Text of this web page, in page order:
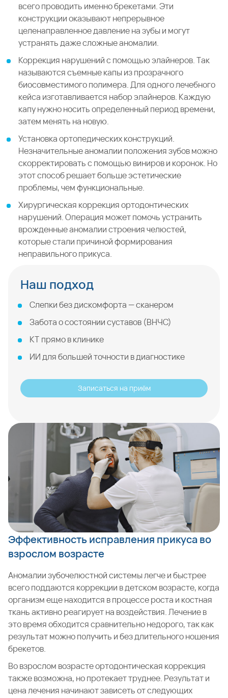
всего проводить именно брекетами. Эти
конструкции оказывают непрерывное
целенаправленное давление на зубы и могут
устранять даже сложные аномалии.
Коррекция нарушений с помощью элайнеров. Так
называются съемные капы из прозрачного
биосовместимого полимера. Для одного лечебного
кейса изготавливается набор элайнеров. Каждую
капу нужно носить определенный период времени,
затем менять на новую.
Установка ортопедических конструкций.
Незначительные аномалии положения зубов можно
скорректировать с помощью виниров и коронок. Но
этот способ решает больше эстетические
проблемы, чем функциональные.
Хирургическая коррекция ортодонтических
нарушений. Операция может помочь устранить
врожденные аномалии строения челюстей,
которые стали причиной формирования
неправильного прикуса.
Наш подход
Слепки без дискомфорта — сканером
Забота о состоянии суставов (ВНЧС)
КТ прямо в клинике
ИИ для большей точности в диагностике
Записаться на приём
Эффективность исправления прикуса во
взрослом возрасте
Аномалии зубочелюстной системы легче и быстрее
всего поддаются коррекции в детском возрасте, когда
организм еще находится в процессе роста и костная
ткань активно реагирует на воздействия. Лечение в
это время обходится сравнительно недорого, так как
результат можно получить и без длительного ношения
брекетов.
Во взрослом возрасте ортодонтическая коррекция
также возможна, но протекает труднее. Результат и
цена лечения начинают зависеть от следующих